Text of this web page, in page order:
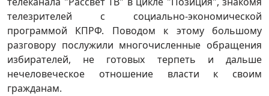
телезрителей с социально-экономической
программой КПРФ. Поводом к этому большому
разговору послужили многочисленные обращения
избирателей, не готовых терпеть и дальше
нечеловеческое отношение власти к своим
гражданам.